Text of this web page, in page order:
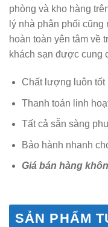
phòng và kho hàng
lý nhà phân phối
hoàn toàn yên tâm về
khách sạn được cung
Chất lượng luôn tốt
Thanh toán linh
Tất cả sẵn sàng
Bảo hành nhanh
Giá bán hàng
SẢN PHẨM